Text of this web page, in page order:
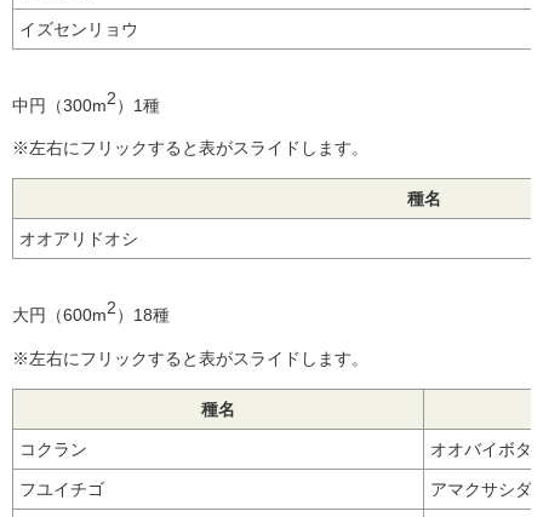
イズセンリョウ
中円（300m2）1種
※左右にフリックすると表がスライドします。
種名
オオアリドオシ
大円（600m2）18種
※左右にフリックすると表がスライドします。
種名
コクラン オオバイボタ
フユイチゴ アマクサシダ